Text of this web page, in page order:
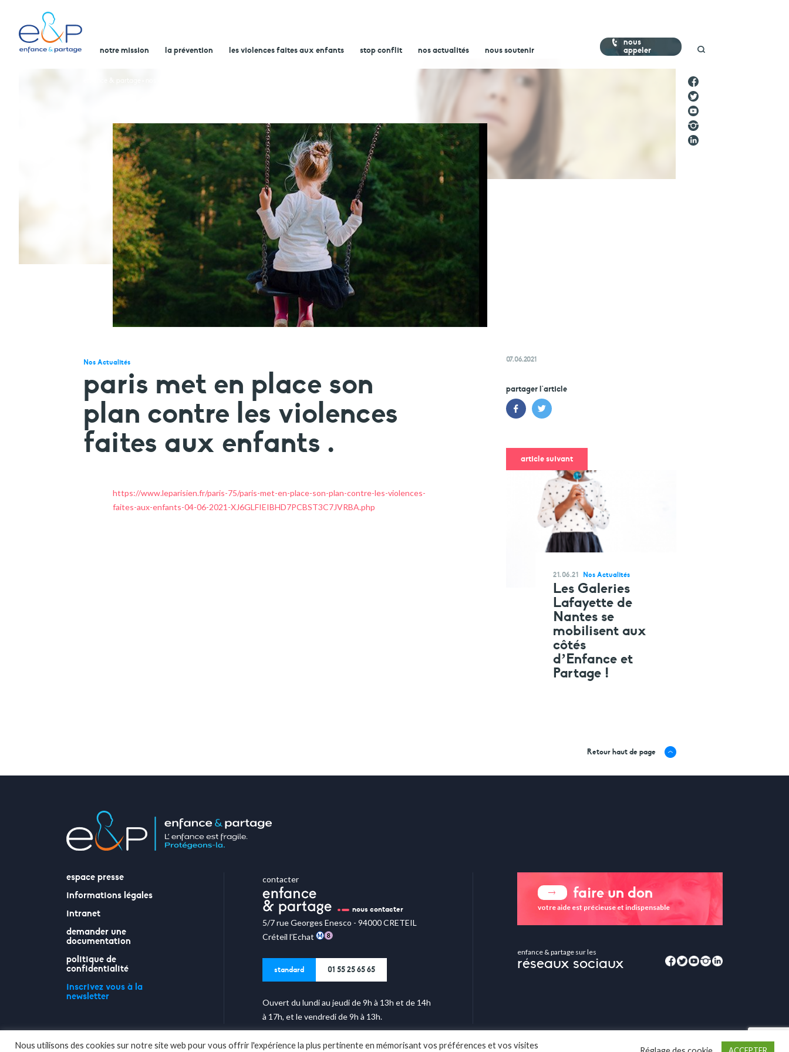
notre mission la prévention les violences faites aux enfants stop conflit nos actualités nous soutenir
nous
appeler
Stop Maltraitance - Stop Conflit
0 800 00 3456
Nos Actualités
paris met en place son
plan contre les violences
faites aux enfants .
https://www.leparisien.fr/paris-75/paris-met-en-place-son-plan-contre-les-violences-
faites-aux-enfants-04-06-2021-XJ6GLFIEIBHD7PCBST3C7JVRBA.php
07.06.2021
partager l'article
article suivant
21.06.21 Nos Actualités
Les Galeries
Lafayette de
Nantes se
mobilisent aux
côtés
d’Enfance et
Partage !
Retour haut de page
espace presse
informations légales
intranet
demander une
documentation
politique de
confidentialité
inscrivez vous à la
newsletter
contacter
nous contacter
5/7 rue Georges Enesco - 94000 CRETEIL
Créteil l’Echat
standard 01 55 25 65 65
Ouvert du lundi au jeudi de 9h à 13h et de 14h
à 17h, et le vendredi de 9h à 13h.
faire un don
votre aide est précieuse et indispensable
enfance & partage sur les
réseaux sociaux
Nous utilisons des cookies sur notre site web pour vous offrir l'expérience la plus pertinente en mémorisant vos préférences et vos visites